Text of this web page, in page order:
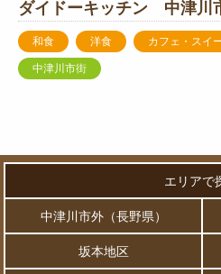
ダイドーキッチン 中津川
和食 洋食 カフェ・スイ
中津川市街
エリアで
中津川市外（長野県）
坂本地区